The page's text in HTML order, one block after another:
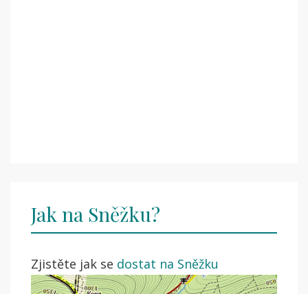
Jak na Sněžku?
Zjistěte jak se dostat na Sněžku